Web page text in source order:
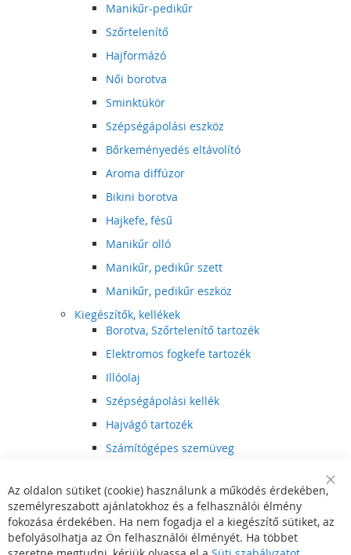
Manikűr-pedikűr
Szőrtelenítő
Hajformázó
Női borotva
Sminktükör
Szépségápolási eszköz
Bőrkeményedés eltávolító
Aroma diffúzor
Bikini borotva
Hajkefe, fésű
Manikűr olló
Manikűr, pedikűr szett
Manikűr, pedikűr eszköz
Kiegészítők, kellékek
Borotva, Szőrtelenítő tartozék
Elektromos fogkefe tartozék
Illóolaj
Szépségápolási kellék
Hajvágó tartozék
Számítógépes szemüveg
Hajvágó kiegészítő
Szórakoztató elektronika
Multimédia
DVD, BluRay lejátszó
Bar
Az oldalon sütiket (cookie) használunk a működés érdekében,
személyreszabott ajánlatokhoz és a felhasználói élmény
fokozása érdekében. Ha nem fogadja el a kiegészítő sütiket, az
befolyásolhatja az Ön felhasználói élményét. Ha többet